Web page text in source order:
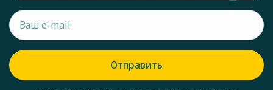
Отправить